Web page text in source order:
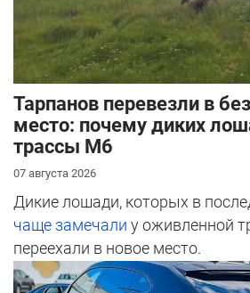
Тарпанов перевезли в
место: почему диких
трассы М6
07 августа 2026
Дикие лошади, которых в
чаще замечали у оживленной
переехали в новое место.